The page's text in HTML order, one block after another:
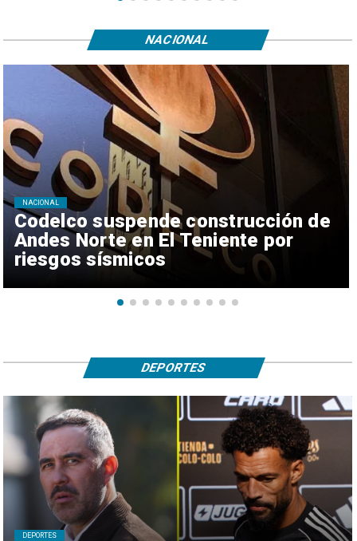
Codelco suspende construcción de
Andes Norte en El Teniente por
riesgos sísmicos
NACIONAL
NACIONAL
DEPORTES
DEPORTES